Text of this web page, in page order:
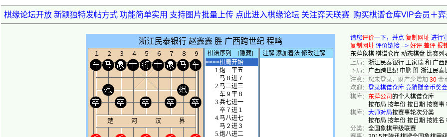
棋缘论坛开放 新颖独特发帖方式 功能简单实用 支持图片批量上传 点此进入棋缘论坛 关注弈天联赛 购买棋谱仓库VIP会员＋
请您评价一下，并点 复制网址 进行
复制网址 评价链接 --> 好评 差评 报
东萍象棋 棋谱仓库 动态棋盘 比赛列
上局： 浙江民泰银行 王家瑞 和 广西
下局： 广西跨世纪 申鹏 胜 浙江民泰
注意：您未登录，财产少增加 30 金
欢迎： 登录棋谱仓库 竞猜赚金币奖
棋库： 东萍公司 的个人棋谱仓库
按布局 按年份 按日期 按赛事
棋库： 大师对局按赛事轮次分类
按布局 按年份 按日期 按姓名
分类： 全国象棋甲级联赛